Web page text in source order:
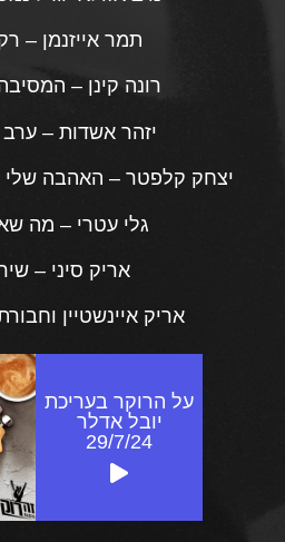
תמר אייזנמן –
רונה קינן –
יזהר אשדות – ערב
יצחק קלפטר – האהבה
גלי עטרי – מה
אריק סיני –
אריק איינשטיין
על הרוקר בעריכת
יובל אדלר
29/7/24